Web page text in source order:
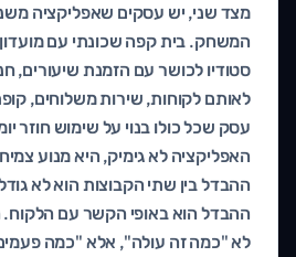
מצד שני, יש עסקים שאפליקציה
המשחק. בית קפה שכונתי עם מועדון
סטודיו לכושר עם הזמנת שיעורים,
לאותם לקוחות, שירות משלוחים,
עסק שכל כולו בנוי על שימוש חוזר
האפליקציה לא גימיק, היא מנוע
ההבדל בין שתי הקבוצות הוא לא
ההבדל הוא באופי הקשר עם
לא "כמה זה עולה", אלא "כמה